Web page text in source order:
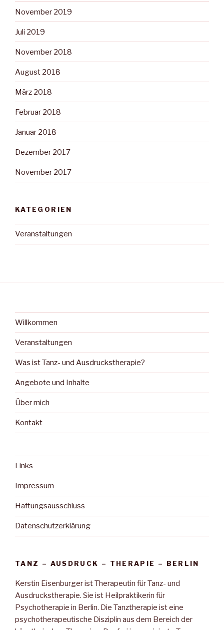
November 2019
Juli 2019
November 2018
August 2018
März 2018
Februar 2018
Januar 2018
Dezember 2017
November 2017
KATEGORIEN
Veranstaltungen
Willkommen
Veranstaltungen
Was ist Tanz- und Ausdruckstherapie?
Angebote und Inhalte
Über mich
Kontakt
Links
Impressum
Haftungsausschluss
Datenschutzerklärung
TANZ – AUSDRUCK – THERAPIE – BERLIN
Kerstin Eisenburger ist Therapeutin für Tanz- und
Ausdruckstherapie. Sie ist Heilpraktikerin für
Psychotherapie in Berlin. Die Tanztherapie ist eine
psychotherapeutische Disziplin aus dem Bereich der